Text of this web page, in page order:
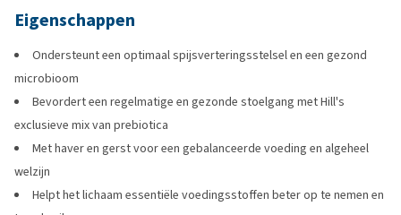
Eigenschappen
Ondersteunt een optimaal spijsverteringsstelsel en een gezond
microbioom
Bevordert een regelmatige en gezonde stoelgang met Hill's
exclusieve mix van prebiotica
Met haver en gerst voor een gebalanceerde voeding en algeheel
welzijn
Helpt het lichaam essentiële voedingsstoffen beter op te nemen en